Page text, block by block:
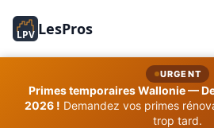
LPV LesPros
URGENT
Primes temporaires Wallonie —
2026 ! Demandez vos primes
trop tard.